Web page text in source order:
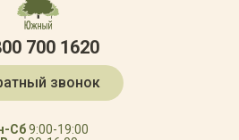
700 1620
звонок
Сб9:00-19:00